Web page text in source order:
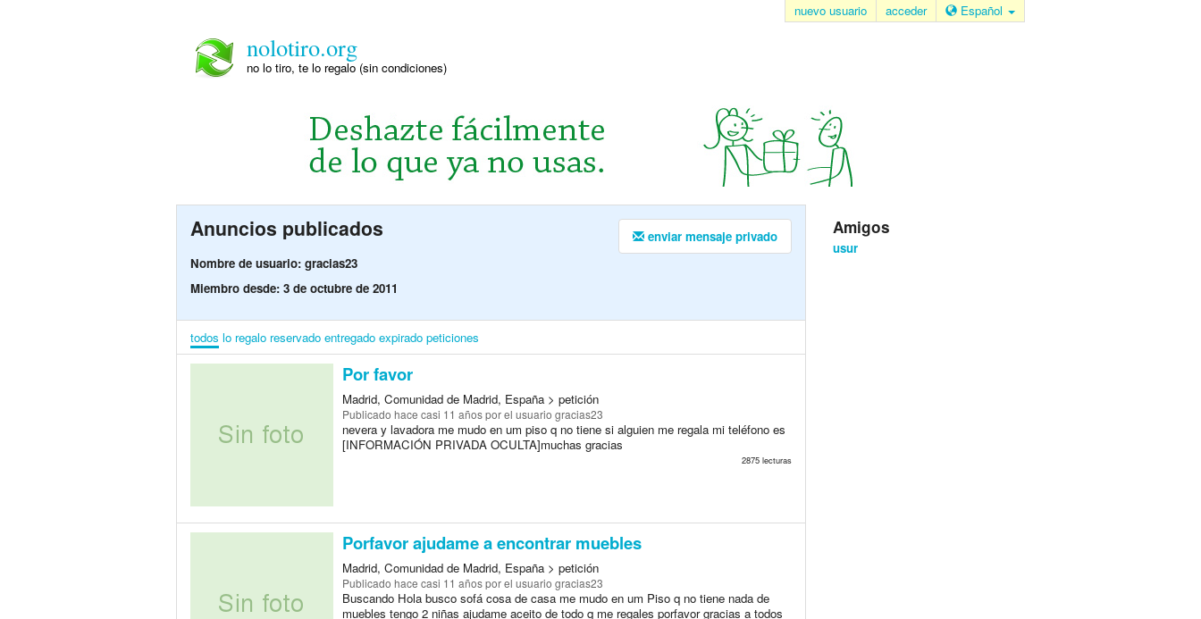
nuevo usuario acceder Español
nolotiro.org
no lo tiro, te lo regalo (sin condiciones)
enviar mensaje privado
Anuncios publicados
Nombre de usuario: gracias23
Miembro desde: 3 de octubre de 2011
todos lo regalo reservado entregado expirado peticiones
Por favor
Madrid, Comunidad de Madrid, España > petición
Publicado hace casi 11 añospor el usuario gracias23
nevera y lavadora me mudo en um piso q no tiene si alguien me regala mi teléfono es
[INFORMACIÓN PRIVADA OCULTA]muchas gracias
2875 lecturas
Porfavor ajudame a encontrar muebles
Madrid, Comunidad de Madrid, España > petición
Publicado hace casi 11 añospor el usuario gracias23
Buscando Hola busco sofá cosa de casa me mudo en um Piso q no tiene nada de
muebles tengo 2 niñas ajudame aceito de todo q me regales porfavor gracias a todos
Amigos
usur